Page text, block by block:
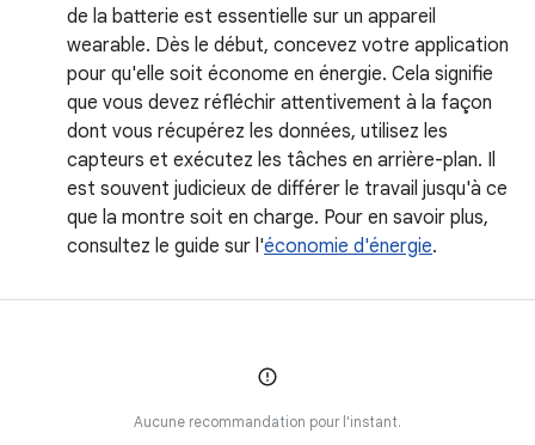
de la batterie est essentielle sur un appareil
wearable. Dès le début, concevez votre application
pour qu'elle soit économe en énergie. Cela signifie
que vous devez réfléchir attentivement à la façon
dont vous récupérez les données, utilisez les
capteurs et exécutez les tâches en arrière-plan. Il
est souvent judicieux de différer le travail jusqu'à ce
que la montre soit en charge. Pour en savoir plus,
consultez le guide sur l'économie d'énergie.
Aucune recommandation pour l'instant.